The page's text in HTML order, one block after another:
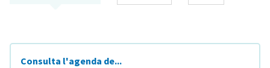
Consulta l'agenda de...